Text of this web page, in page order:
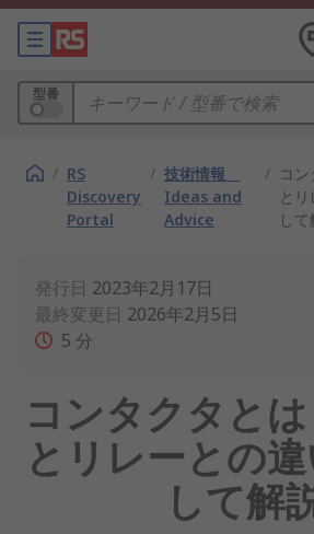
型番
/ RS
Discovery
Portal
/ 技術情報
Ideas and
Advice
/ コ
と
して
発行日 2023年2月17日
最終変更日 2026年2月5日
5 分
コンタクタと
とリレーとの
して解